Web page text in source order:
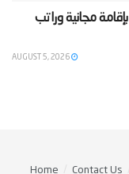
‫برنامج تطوع ممول بالكامل في إيطاليا 2026 بإقامة مجانية وراتب
Home Contact Us